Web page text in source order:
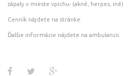
zápaly v mieste vpichu- (akné, herpes, iné)
Cenník nájdete na stránke.
Ďalšie informácie nájdete na ambulancii.
Facebook
TwitterGoogle+